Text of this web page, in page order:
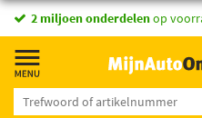
2 miljoen onderdelenop